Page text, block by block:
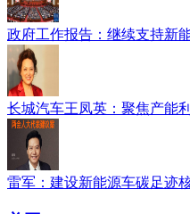
政府工作报告：继续支持新
长城汽车王凤英：聚焦产能
雷军：建设新能源车碳足迹